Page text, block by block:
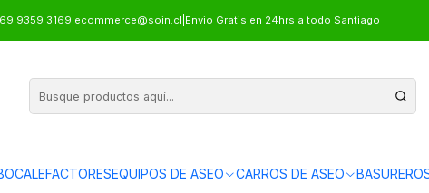
EQUIPOS DE ASEO CARROS DE ASEO
9359 3169 ecommerce@soin.cl Envio Gratis en 24hrs a todo Santiago
TRIPLE 15 L X3 SOIN
BASURERO
Envíos gratis